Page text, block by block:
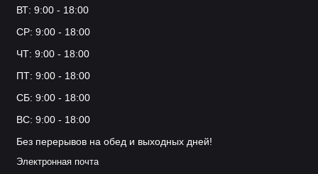
ВТ: 9:00 - 18:00
СР: 9:00 - 18:00
ЧТ: 9:00 - 18:00
ПТ: 9:00 - 18:00
СБ: 9:00 - 18:00
ВС: 9:00 - 18:00
Без перерывов на обед и выходных дней!
Электронная почта